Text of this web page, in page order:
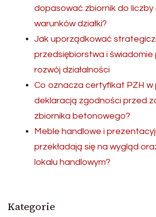
dopasować zbiornik do liczby
warunków działki?
Jak uporządkować
przedsiębiorstwa i świadomie
rozwój działalności
Co oznacza certyfikat PZH w
deklaracją zgodności przed
zbiornika betonowego?
Meble handlowe i
przekładają się na wygląd
lokalu handlowym?
Kategorie